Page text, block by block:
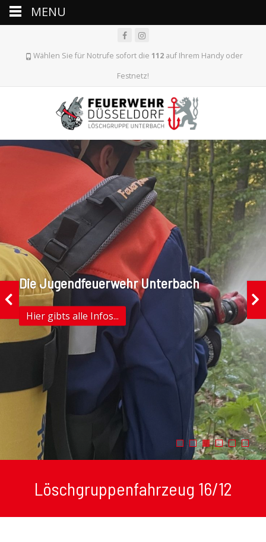
Wählen Sie für Notrufe sofort die 112auf Ihrem Handy oder
Festnetz!
Die Jugendfeuerwehr Unterbach
Hier gibts alle Infos...
Löschgruppenfahrzeug 16/12
MENU